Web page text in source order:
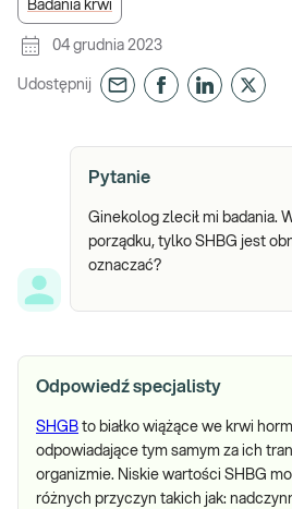
Badania krwi
04 grudnia 2023
Udostępnij
Pytanie
Ginekolog zlecił mi badania.
porządku, tylko SHBG jest
oznaczać?
Odpowiedź specjalisty
SHGB to białko wiążące we krwi
odpowiadające tym samym za ich
organizmie. Niskie wartości SHBG
różnych przyczyn takich jak: